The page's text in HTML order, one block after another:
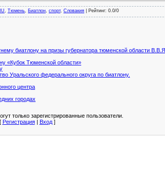
, Тюмень, Биатлон, спорт, Словакия Рейтинг: 0.0/0
биатлону на призы губернатора тюменской области
«Кубок Тюменской области»
Уральского федерального округа по биатлону.
центра
городах
только зарегистрированные пользователи.
[ Регистрация| Вход]